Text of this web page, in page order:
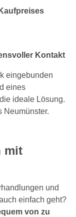
Kontakt
eingebunden
eines
ideale Lösung.
Neumünster.
mit
und
einfach geht?
von zu